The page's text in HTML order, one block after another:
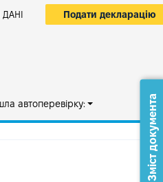
Подати декларацію
автоперевірку: Зміст документа